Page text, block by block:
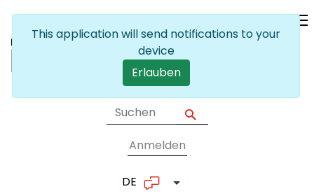
User account
Anmelden
DE List additional actions
This application will send notifications to your
device
Erlauben